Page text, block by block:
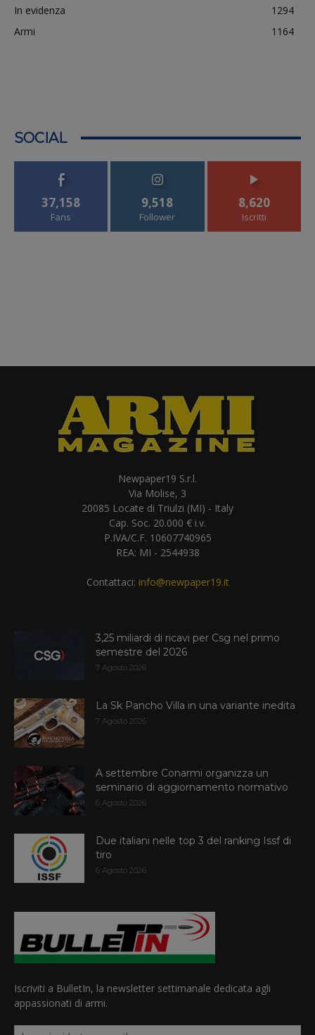
In evidenza
1294
Armi
1164
SOCIAL
37,158
Fans
9,518
Follower
8,620
Iscritti
Newpaper19 S.r.l.
Via Molise, 3
20085 Locate di Triulzi (MI) - Italy
Cap. Soc. 20.000 € i.v.
P.IVA/C.F. 10607740965
REA: MI - 2544938
Contattaci: info@newpaper19.it
3,25 miliardi di ricavi per Csg nel primo
semestre del 2026
7 Agosto 2026
La Sk Pancho Villa in una variante inedita
7 Agosto 2026
A settembre Conarmi organizza un
seminario di aggiornamento normativo
6 Agosto 2026
Due italiani nelle top 3 del ranking Issf di
tiro
6 Agosto 2026
Iscriviti a BulletIn, la newsletter settimanale dedicata agli
appassionati di armi.